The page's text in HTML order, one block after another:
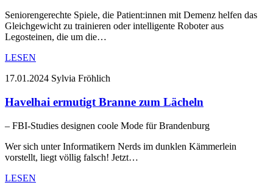
Seniorengerechte Spiele, die Patient:innen mit Demenz helfen das
Gleichgewicht zu trainieren oder intelligente Roboter aus
Legosteinen, die um die…
LESEN
17.01.2024 Sylvia Fröhlich
Havelhai ermutigt Branne zum Lächeln
– FBI-Studies designen coole Mode für Brandenburg
Wer sich unter Informatikern Nerds im dunklen Kämmerlein
vorstellt, liegt völlig falsch! Jetzt…
LESEN